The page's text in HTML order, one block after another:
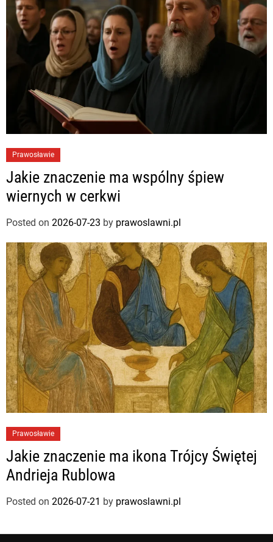
Prawosławie
Jakie znaczenie ma wspólny śpiew
wiernych w cerkwi
Posted on 2026-07-23 by prawoslawni.pl
Prawosławie
Jakie znaczenie ma ikona Trójcy Świętej
Andrieja Rublowa
Posted on 2026-07-21 by prawoslawni.pl